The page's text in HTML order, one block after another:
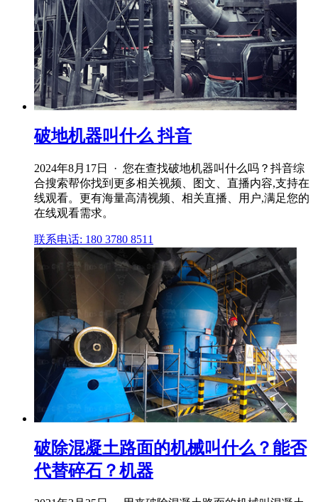
破地机器叫什么 抖音
2024年8月17日 · 您在查找破地机器叫什么吗？抖音综
合搜索帮你找到更多相关视频、图文、直播内容,支持在
线观看。更有海量高清视频、相关直播、用户,满足您的
在线观看需求。
联系电话: 180 3780 8511
破除混凝土路面的机械叫什么？能否
代替碎石？机器